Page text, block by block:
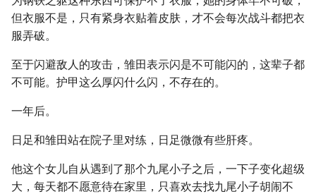
但衣服不是，只有紧身衣贴着皮肤，才不会每次战斗都把衣
服弄破。
至于闪避敌人的攻击，雏田表示闪是不可能闪的，这辈子都
不可能。护甲这么厚闪什么闪，不存在的。
一年后。
日足和雏田站在院子里对练，日足微微有些肝疼。
他这个女儿自从遇到了那个九尾小子之后，一下子变化超级
大，每天都不愿意待在家里，只喜欢去找九尾小子胡闹不